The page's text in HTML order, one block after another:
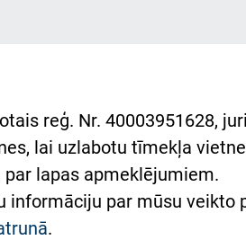
reģ. Nr. 40003951628,
lai uzlabotu tīmekļa
lapas apmeklējumiem.
par mūsu veikto
.